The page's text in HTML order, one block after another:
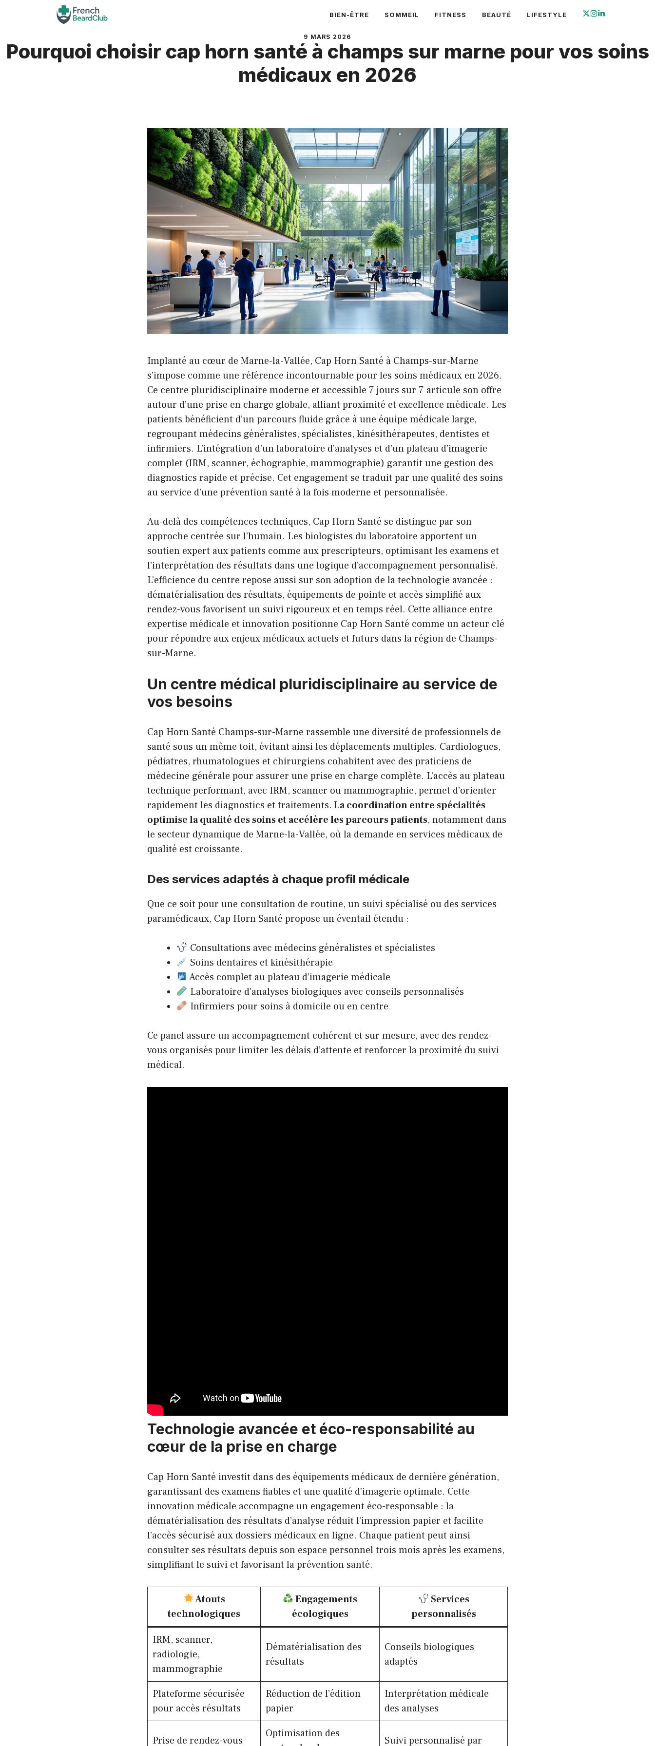
BIEN-ÊTRE SOMMEIL FITNESS BEAUTÉ LIFESTYLE
9 MARS 2026
Pourquoi choisir cap horn santé à champs sur marne pour vos soins
médicaux en 2026
Implanté au cœur de Marne-la-Vallée, Cap Horn Santé à Champs-sur-Marne
s’impose comme une référence incontournable pour les soins médicaux en 2026.
Ce centre pluridisciplinaire moderne et accessible 7 jours sur 7 articule son offre
autour d’une prise en charge globale, alliant proximité et excellence médicale. Les
patients bénéficient d’un parcours fluide grâce à une équipe médicale large,
regroupant médecins généralistes, spécialistes, kinésithérapeutes, dentistes et
infirmiers. L’intégration d’un laboratoire d’analyses et d’un plateau d’imagerie
complet (IRM, scanner, échographie, mammographie) garantit une gestion des
diagnostics rapide et précise. Cet engagement se traduit par une qualité des soins
au service d’une prévention santé à la fois moderne et personnalisée.
Au-delà des compétences techniques, Cap Horn Santé se distingue par son
approche centrée sur l’humain. Les biologistes du laboratoire apportent un
soutien expert aux patients comme aux prescripteurs, optimisant les examens et
l’interprétation des résultats dans une logique d’accompagnement personnalisé.
L’efficience du centre repose aussi sur son adoption de la technologie avancée :
dématérialisation des résultats, équipements de pointe et accès simplifié aux
rendez-vous favorisent un suivi rigoureux et en temps réel. Cette alliance entre
expertise médicale et innovation positionne Cap Horn Santé comme un acteur clé
pour répondre aux enjeux médicaux actuels et futurs dans la région de Champs-
sur-Marne.
Un centre médical pluridisciplinaire au service de
vos besoins
Cap Horn Santé Champs-sur-Marne rassemble une diversité de professionnels de
santé sous un même toit, évitant ainsi les déplacements multiples. Cardiologues,
pédiatres, rhumatologues et chirurgiens cohabitent avec des praticiens de
médecine générale pour assurer une prise en charge complète. L’accès au plateau
technique performant, avec IRM, scanner ou mammographie, permet d’orienter
rapidement les diagnostics et traitements. La coordination entre spécialités
optimise la qualité des soins et accélère les parcours patients, notamment dans
le secteur dynamique de Marne-la-Vallée, où la demande en services médicaux de
qualité est croissante.
Des services adaptés à chaque profil médicale
Que ce soit pour une consultation de routine, un suivi spécialisé ou des services
paramédicaux, Cap Horn Santé propose un éventail étendu :
Consultations avec médecins généralistes et spécialistes
Soins dentaires et kinésithérapie
Accès complet au plateau d’imagerie médicale
Laboratoire d’analyses biologiques avec conseils personnalisés
Infirmiers pour soins à domicile ou en centre
Ce panel assure un accompagnement cohérent et sur mesure, avec des rendez-
vous organisés pour limiter les délais d’attente et renforcer la proximité du suivi
médical.
Technologie avancée et éco-responsabilité au
cœur de la prise en charge
Cap Horn Santé investit dans des équipements médicaux de dernière génération,
garantissant des examens fiables et une qualité d’imagerie optimale. Cette
innovation médicale accompagne un engagement éco-responsable : la
dématérialisation des résultats d’analyse réduit l’impression papier et facilite
l’accès sécurisé aux dossiers médicaux en ligne. Chaque patient peut ainsi
consulter ses résultats depuis son espace personnel trois mois après les examens,
simplifiant le suivi et favorisant la prévention santé.
Atouts
technologiques
Engagements
écologiques
Services
personnalisés
IRM, scanner,
radiologie,
mammographie
Dématérialisation des
résultats
Conseils biologiques
adaptés
Plateforme sécurisée
pour accès résultats
Réduction de l’édition
papier
Interprétation médicale
des analyses
Prise de rendez-vous
Optimisation des
Suivi personnalisé par